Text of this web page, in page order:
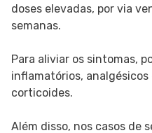
doses elevadas, por via
semanas.
Para aliviar os sintomas,
inflamatórios, analgésicos
corticoides.
Além disso, nos casos de